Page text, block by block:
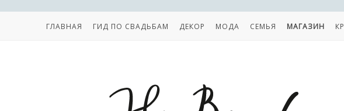
ГЛАВНАЯ ГИД ПО СВАДЬБАМ ДЕКОР МОДА СЕМЬЯ МАГАЗИН